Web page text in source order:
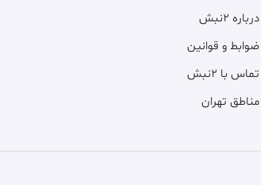
درباره ۲نبش
ضوابط و قوانین
تماس با ۲نبش
مناطق تهران